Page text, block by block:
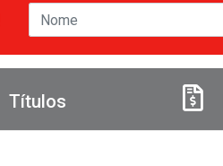
Títulos